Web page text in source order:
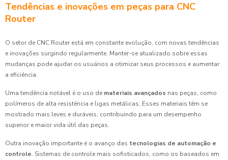
Tendências e inovações em peças para CNC
Router
O setor de CNC Router está em constante evolução, com novas tendências
e inovações surgindo regularmente. Manter-se atualizado sobre essas
mudanças pode ajudar os usuários a otimizar seus processos e aumentar
a eficiência.
Uma tendência notável é o uso de materiais avançados nas peças, como
polímeros de alta resistência e ligas metálicas. Esses materiais têm se
mostrado mais leves e duráveis, contribuindo para um desempenho
superior e maior vida útil das peças.
Outra inovação importante é o avanço das tecnologias de automação e
controle. Sistemas de controle mais sofisticados, como os baseados em